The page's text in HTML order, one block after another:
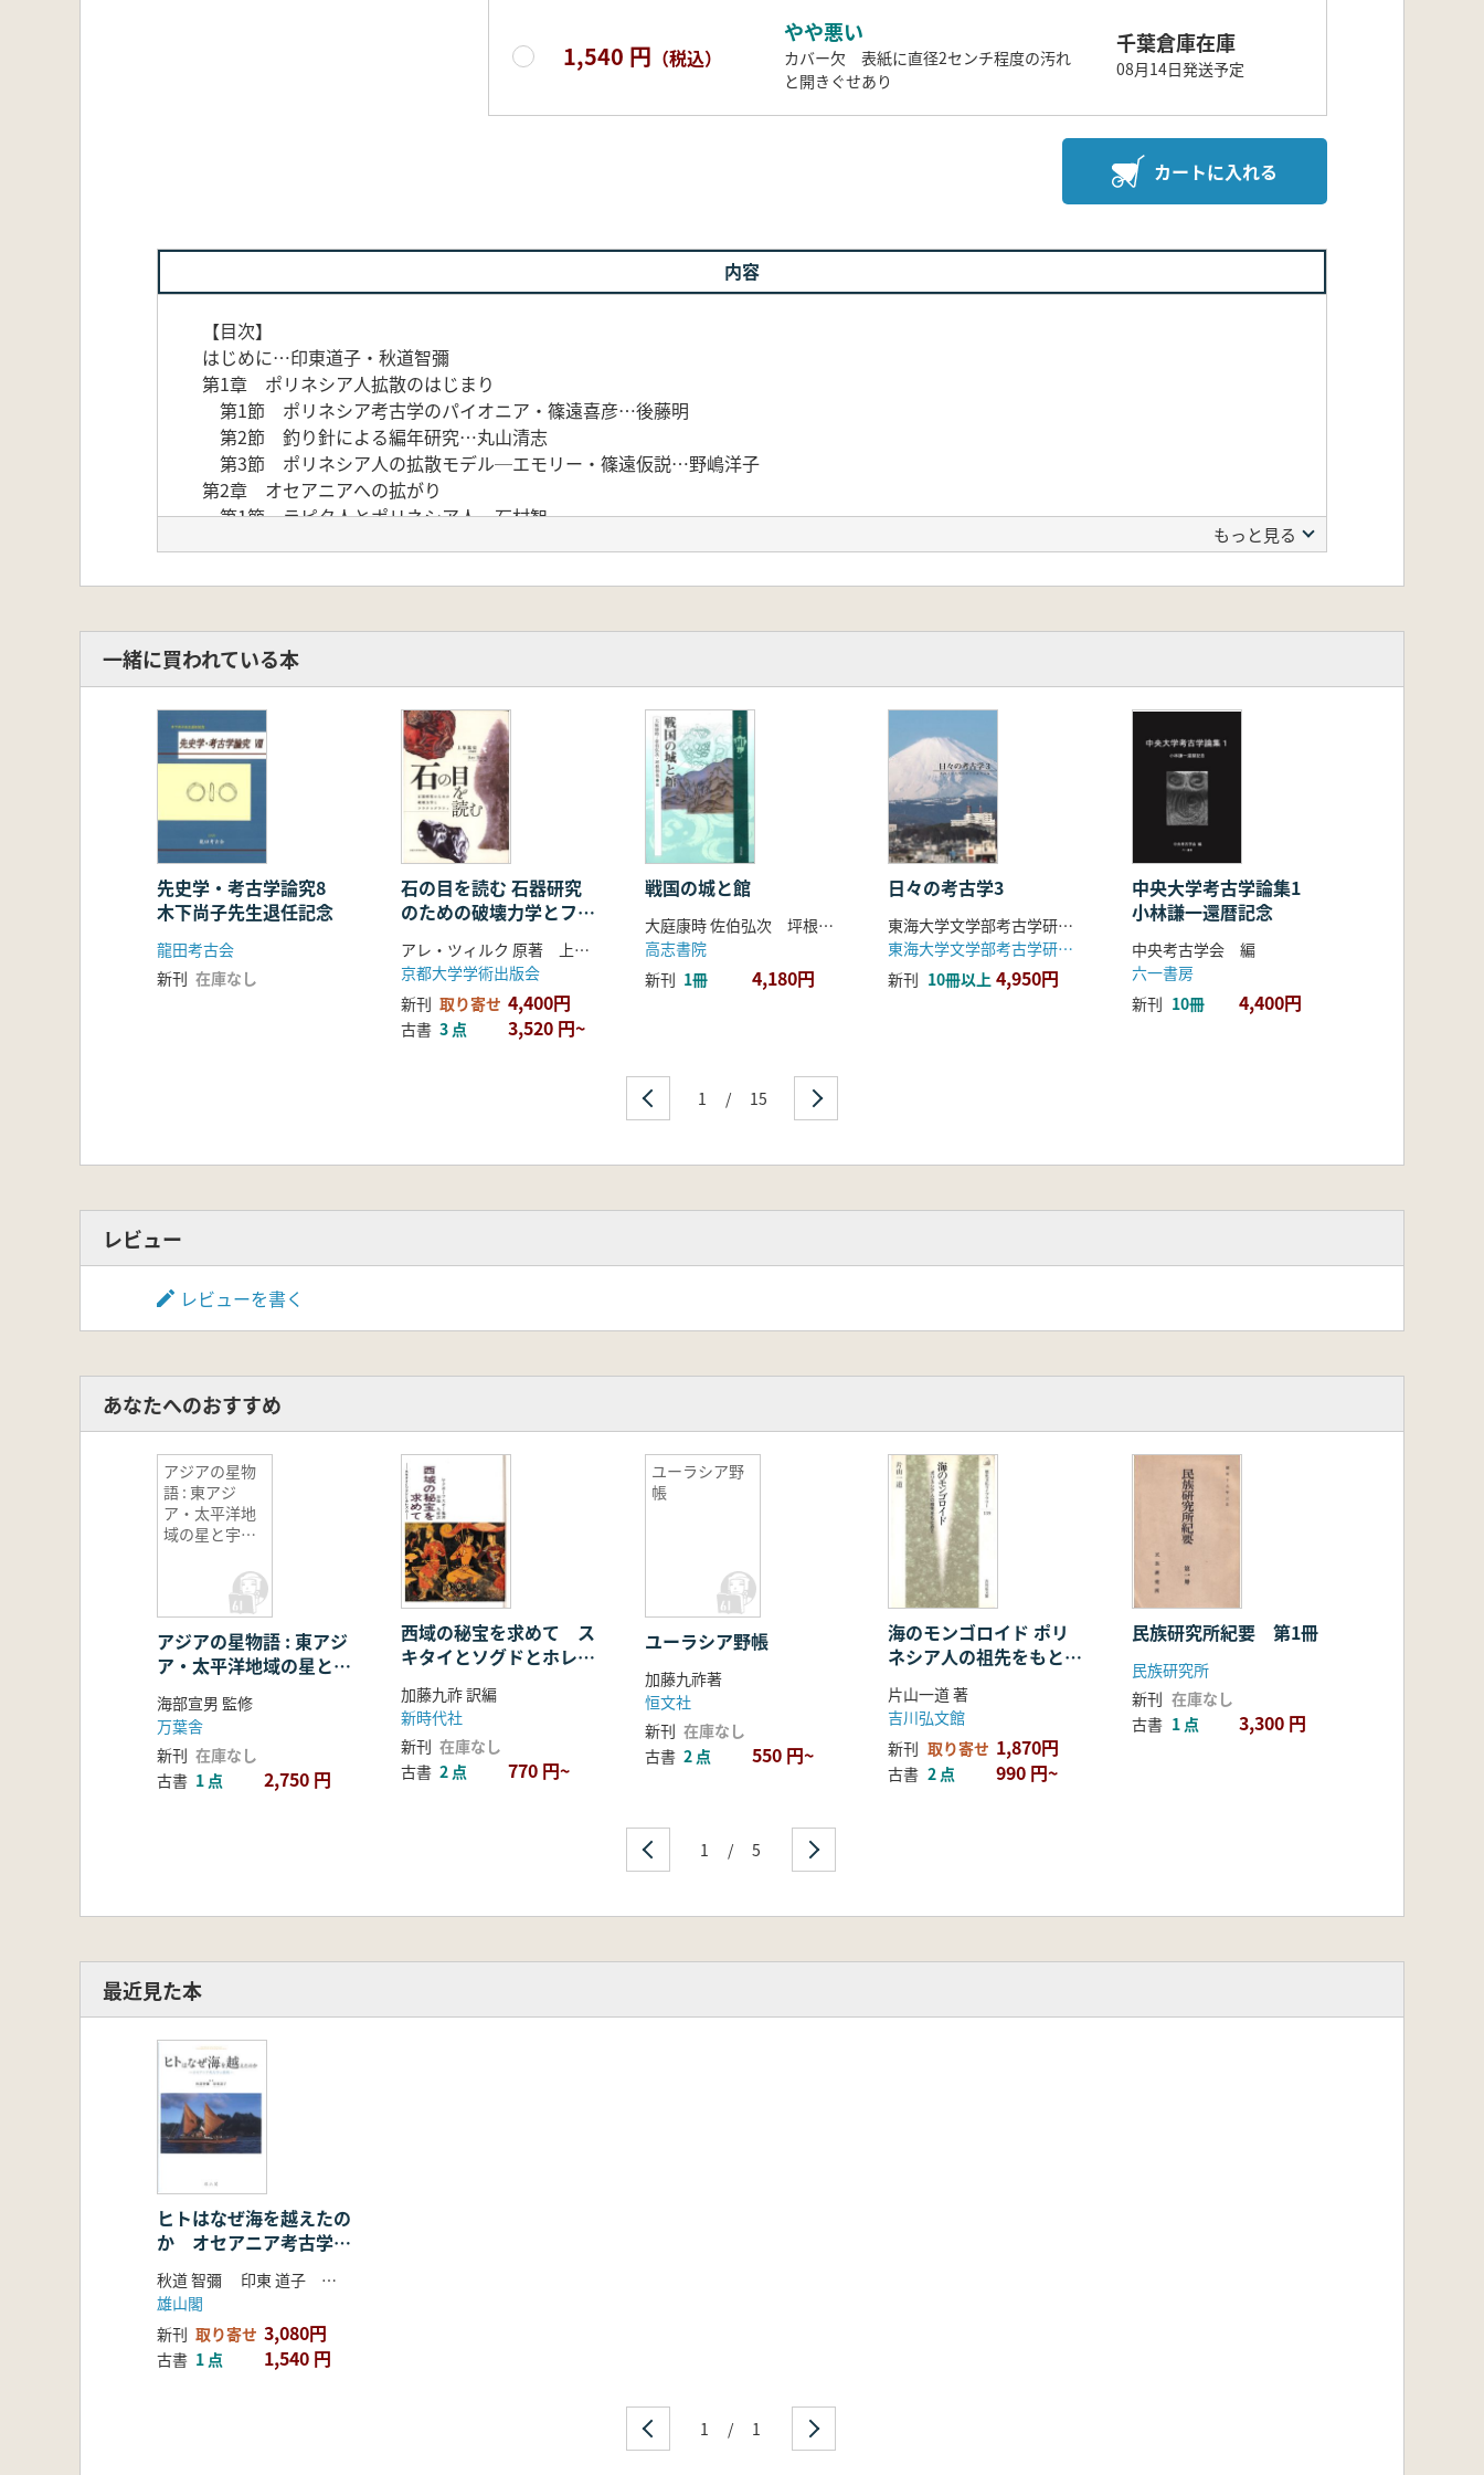
1,540 円 （税込）
やや悪い
カバー欠 表紙に直径2センチ程度の汚れ
と開きぐせあり
千葉倉庫在庫
08月14日発送予定
カートに入れる
内容
【目次】
はじめに…印東道子・秋道智彌
第1章 ポリネシア人拡散のはじまり
第1節 ポリネシア考古学のパイオニア・篠遠喜彦…後藤明
第2節 釣り針による編年研究…丸山清志
第3節 ポリネシア人の拡散モデル─エモリー・篠遠仮説…野嶋洋子
第2章 オセアニアへの拡がり
第1節 ラピタ人とポリネシア人…石村智
コラム①ヴァヌアツの縄文土器発掘顛末…藍野裕之
第1節 ハワイからタヒチへ─ホクレア号の復元航海…後藤明
第2節 ミクロネシアのカヌーづくりの伝統…須藤健一
コラム②オセアニアの釣り針…小野林太郎
コラム③カヌー・ルネッサンスに向けて…内田正洋
第4章 ポリネシア人とはなにか―アジアとのつながり―
第1節 ポリネシア人はアジア人なり…片山一道
第2節 アジアから持ち込んだ動物と植物…印東道子
第3節 オセアニアの「貝斧」と「石斧」─人の行動の柔軟性と多様性…山極海嗣
コラム④ポリネシアの言語の起源とアジアとのつながり…菊澤律子
コラム⑤海を越えたオセアニアのイモとヒト…風間計博
第5章 オセアニアの文化遺産と考古学
第1節 篠遠喜彦の遺跡復元・保存活動…林徹
第2節 ビショップ博物館にみるハワイの脱植民地主義─博物館、考古学、先住民運動をめぐる一考察…大林純子
第3節 オセアニアの世界文化遺産…石村智
コラム⑥ラロトンガ島の祭祀遺跡タプタプアテア―クック諸島にも届いていたオロ信仰…山口徹
もっと見る
一緒に買われている本
先史学・考古学論究8
木下尚子先生退任記念
龍田考古会
新刊 在庫なし
石の目を読む 石器研究
のための破壊力学とフラ
クトグラフィ
アレ・ツィルク 原著 上峯篤史 訳編著
京都大学学術出版会
新刊 取り寄せ 4,400円
古書 3 点 3,520 円~
戦国の城と館
大庭康時 佐伯弘次 坪根伸也 編
高志書院
新刊 1冊 4,180円
日々の考古学3
東海大学文学部考古学研究室 編
東海大学文学部考古学研究室(発売:六一書房)
新刊 10冊以上 4,950円
中央大学考古学論集1
小林謙一還暦記念
中央考古学会 編
六一書房
新刊 10冊 4,400円
1 / 15
レビュー
レビューを書く
あなたへのおすすめ
アジアの星物
語 : 東アジ
ア・太平洋地
域の星と宇宙
アジアの星物語 : 東アジ
ア・太平洋地域の星と宇
宙の神話・伝説
海部宣男 監修
万葉舎
新刊 在庫なし
古書 1 点 2,750 円
西域の秘宝を求めて ス
キタイとソグドとホレズ
ム
加藤九祚 訳編
新時代社
新刊 在庫なし
古書 2 点 770 円~
ユーラシア野
帳
ユーラシア野帳
加藤九祚著
恒文社
新刊 在庫なし
古書 2 点 550 円~
海のモンゴロイド ポリ
ネシア人の祖先をもとめ
て
片山一道 著
吉川弘文館
新刊 取り寄せ 1,870円
古書 2 点 990 円~
民族研究所紀要 第1冊
民族研究所
新刊 在庫なし
古書 1 点 3,300 円
1 / 5
最近見た本
ヒトはなぜ海を越えたの
か オセアニア考古学の
挑戦
秋道 智彌 印東 道子 編著
雄山閣
新刊 取り寄せ 3,080円
古書 1 点 1,540 円
1 / 1